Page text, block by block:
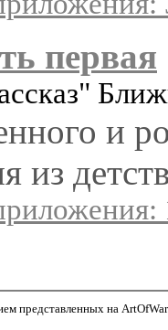
первая
и
из
представленных на